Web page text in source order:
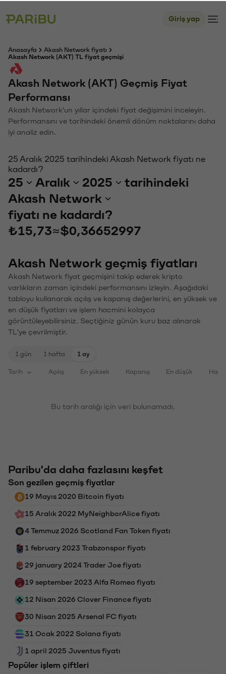
Giriş yap
Anasayfa
Akash Network fiyatı
Akash Network (AKT) TL fiyat geçmişi
Akash Network (AKT) Geçmiş Fiyat
Performansı
Akash Network'un yıllar içindeki fiyat değişimini inceleyin.
Performansını ve tarihindeki önemli dönüm noktalarını daha
iyi analiz edin.
25 Aralık 2025 tarihindeki Akash Network fiyatı ne
kadardı?
25 Aralık 2025
tarihindeki
Akash Network
fiyatı ne kadardı?
₺15,73≈$0,36652997
Akash Network geçmiş fiyatları
Akash Network fiyat geçmişini takip ederek kripto
varlıkların zaman içindeki performansını izleyin. Aşağıdaki
tabloyu kullanarak açılış ve kapanış değerlerini, en yüksek ve
en düşük fiyatları ve işlem hacmini kolayca
görüntüleyebilirsiniz. Seçtiğiniz günün kuru baz alınarak
TL'ye çevrilmiştir.
1 gün 1 hafta 1 ay
Tarih Açılış En yüksek Kapanış En düşük
Bu tarih aralığı için veri bulunamadı.
Paribu'da daha fazlasını keşfet
Son gezilen geçmiş fiyatlar
19 Mayıs 2020 Bitcoin fiyatı
15 Aralık 2022 MyNeighborAlice fiyatı
4 Temmuz 2026 Scotland Fan Token fiyatı
1 february 2023 Trabzonspor fiyatı
29 january 2024 Trader Joe fiyatı
19 september 2023 Alfa Romeo fiyatı
12 Nisan 2026 Clover Finance fiyatı
30 Nisan 2025 Arsenal FC fiyatı
31 Ocak 2022 Solana fiyatı
1 april 2025 Juventus fiyatı
Popüler işlem çiftleri